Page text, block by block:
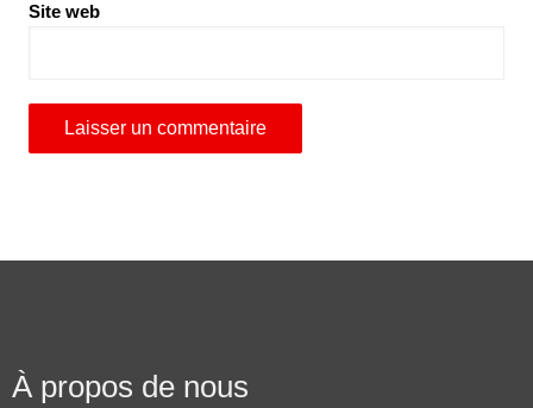
Site web
À propos de nous